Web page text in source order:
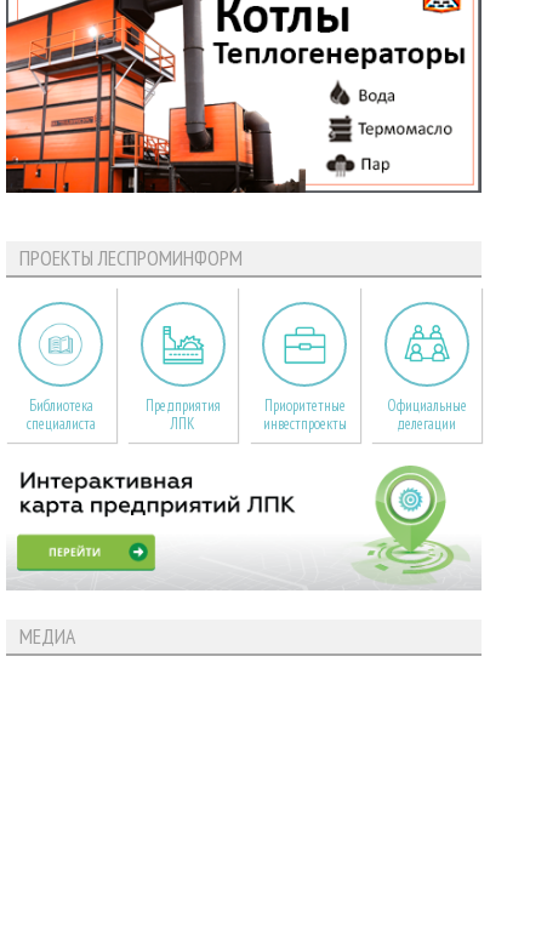
ПРОЕКТЫ ЛЕСПРОМИНФОРМ
Библиотека
специалиста
Предприятия
ЛПК
Приоритетные
инвестпроекты
Официальные
делегации
МЕДИА